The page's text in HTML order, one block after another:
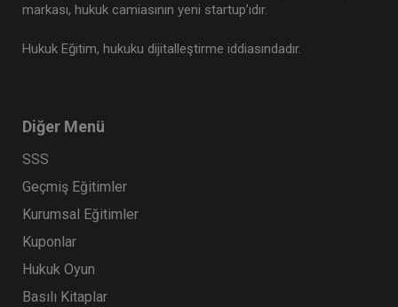
markası, hukuk camiasının yeni startup’ıdır.
Hukuk Eğitim, hukuku dijitalleştirme iddiasındadır.
Diğer Menü
SSS
Geçmiş Eğitimler
Kurumsal Eğitimler
Kuponlar
Hukuk Oyun
Basılı Kitaplar